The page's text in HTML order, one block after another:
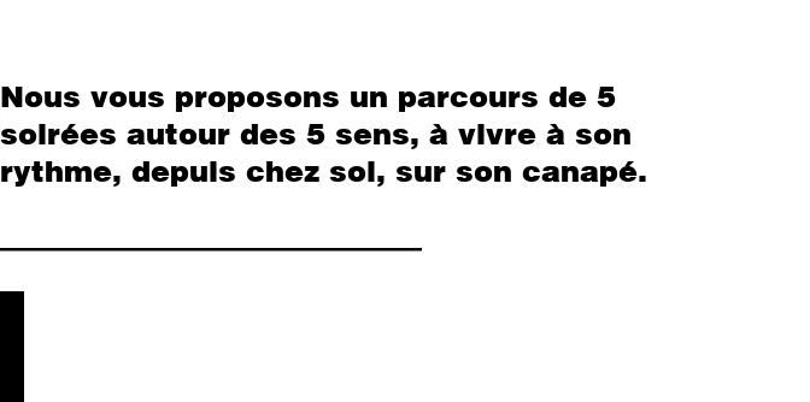
Nous vous proposons un parcours de 5
soirées autour des 5 sens, à vivre à son
rythme, depuis chez soi, sur son canapé.